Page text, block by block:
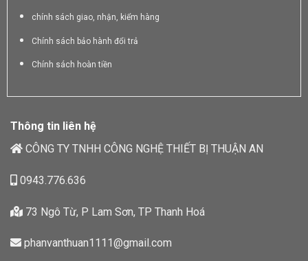
chính sách giao, nhận, kiểm hàng
Chính sách bảo hành đổi trả
Chính sách hoàn tiền
Thông tin liên hệ
CÔNG TY TNHH CÔNG NGHỆ THIẾT BỊ THUẬN AN
0943.776.636
73 Ngô Từ, P Lam Sơn, TP Thanh Hoá
phanvanthuan1111@gmail.com